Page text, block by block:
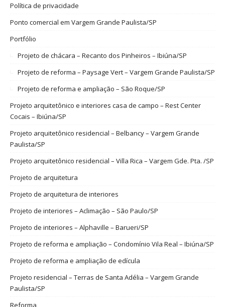
Política de privacidade
Ponto comercial em Vargem Grande Paulista/SP
Portfólio
Projeto de chácara – Recanto dos Pinheiros – Ibiúna/SP
Projeto de reforma – Paysage Vert – Vargem Grande Paulista/SP
Projeto de reforma e ampliação – São Roque/SP
Projeto arquitetônico e interiores casa de campo – Rest Center
Cocais – Ibiúna/SP
Projeto arquitetônico residencial – Belbancy – Vargem Grande
Paulista/SP
Projeto arquitetônico residencial – Villa Rica – Vargem Gde. Pta. /SP
Projeto de arquitetura
Projeto de arquitetura de interiores
Projeto de interiores – Aclimação – São Paulo/SP
Projeto de interiores – Alphaville – Barueri/SP
Projeto de reforma e ampliação – Condomínio Vila Real – Ibiúna/SP
Projeto de reforma e ampliação de edícula
Projeto residencial – Terras de Santa Adélia – Vargem Grande
Paulista/SP
Reforma